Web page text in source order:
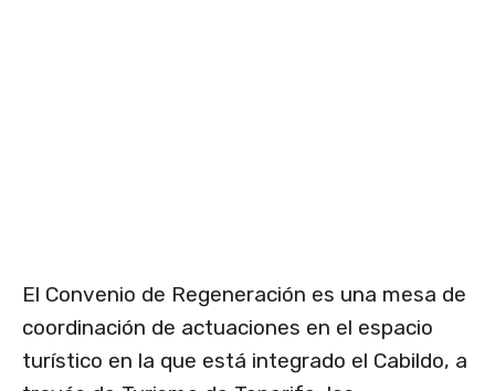
El Convenio de Regeneración es una mesa de
coordinación de actuaciones en el espacio
turístico en la que está integrado el Cabildo, a